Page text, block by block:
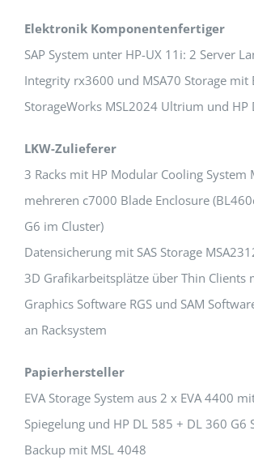
Elektronik Komponentenfertiger
SAP System unter HP-UX 11i: 2 Server
Integrity rx3600 und MSA70 Storage mit
StorageWorks MSL2024 Ultrium und
LKW-Zulieferer
3 Racks mit HP Modular Cooling System
mehreren c7000 Blade Enclosure
G6 im Cluster)
Datensicherung mit SAS Storage
3D Grafikarbeitsplätze über Thin Clients
Graphics Software RGS und SAM
an Racksystem
Papierhersteller
EVA Storage System aus 2 x EVA 4400
Spiegelung und HP DL 585 + DL 360 G6
Backup mit MSL 4048